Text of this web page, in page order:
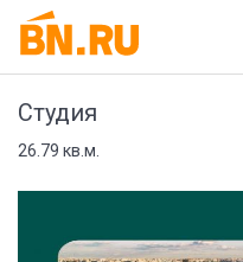
Студия
26.79 кв.м.